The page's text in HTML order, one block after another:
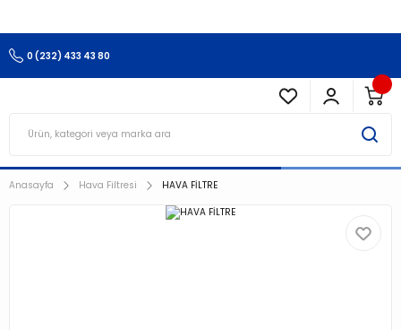
0 (232) 433 43 80
Anasayfa Hava Filtresi HAVA FİLTRE